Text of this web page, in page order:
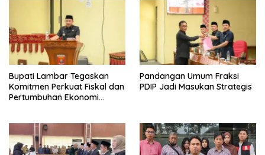
Bupati Lambar Tegaskan
Komitmen Perkuat Fiskal dan
Pertumbuhan Ekonomi
Pandangan Umum Fraksi
PDIP Jadi Masukan Strategis